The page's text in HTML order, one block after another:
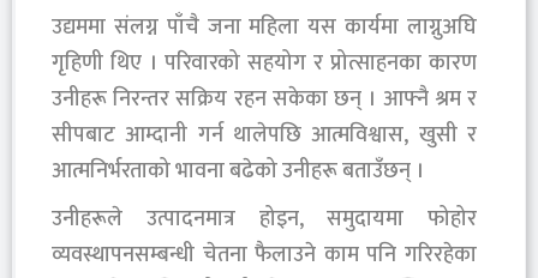
उद्यममा संलग्न पाँचै जना महिला यस कार्यमा लाग्नुअघि
गृहिणी थिए । परिवारको सहयोग र प्रोत्साहनका कारण
उनीहरू निरन्तर सक्रिय रहन सकेका छन् । आफ्नै श्रम र
सीपबाट आम्दानी गर्न थालेपछि आत्मविश्वास, खुसी र
आत्मनिर्भरताको भावना बढेको उनीहरू बताउँछन् ।
उनीहरूले उत्पादनमात्र होइन, समुदायमा फोहोर
व्यवस्थापनसम्बन्धी चेतना फैलाउने काम पनि गरिरहेका